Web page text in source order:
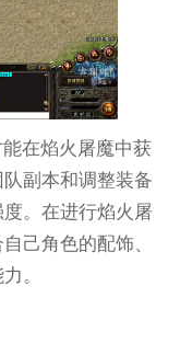
在焰火屠魔中获
副本和调整装备
。在进行焰火屠
己角色的配饰、
。